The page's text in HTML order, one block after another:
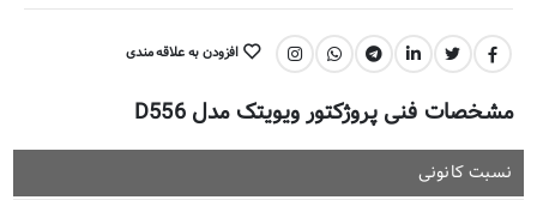
اشتراک گذاری: افزودن به علاقه مندی
مشخصات فنی پروژکتور ویویتک مدل D556
نسبت کانونی